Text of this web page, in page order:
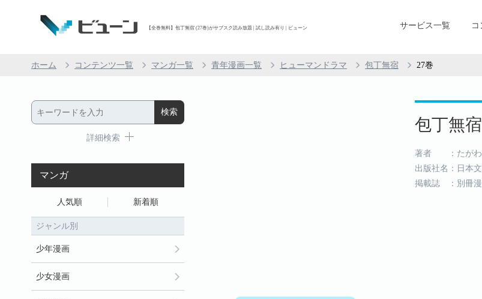
【全巻無料】包丁無宿 (27巻)がサブスク読み放題 | 試し読み有り | ビューン サービス一覧 コ
ホーム コンテンツ一覧 マンガ一覧 青年漫画一覧 ヒューマンドラマ 包丁無宿 27巻
包丁無
著者 ：たがわ
出版社名：日本
掲載誌 ：別冊漫
詳細検索
マンガ
人気順 新着順
ジャンル別
少年漫画
少女漫画